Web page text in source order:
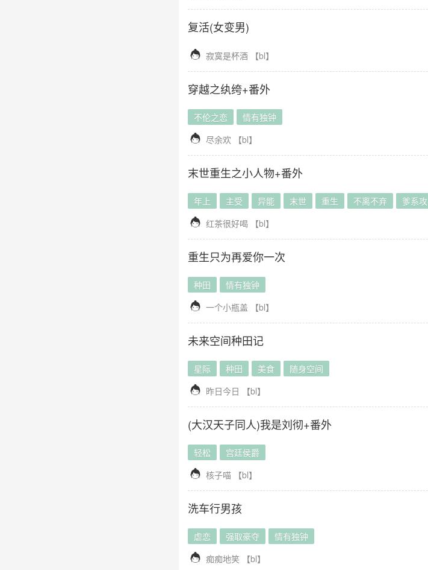
复活(女变男)
 寂寞是杯酒 【bl】
穿越之纨绔+番外
不伦之恋 情有独钟
 尽余欢 【bl】
末世重生之小人物+番外
年上 主受 异能 末世 重生 不离不弃 爹系攻
 红茶很好喝 【bl】
重生只为再爱你一次
种田 情有独钟
 一个小瓶盖 【bl】
未来空间种田记
星际 种田 美食 随身空间
 昨日今日 【bl】
(大汉天子同人)我是刘彻+番外
轻松 宫廷侯爵
 核子喵 【bl】
洗车行男孩
虐恋 强取豪夺 情有独钟
 痴痴地笑 【bl】